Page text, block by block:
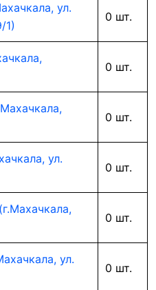
ул.
1)
0 шт.
0 шт.
0 шт.
ул.
0 шт.
0 шт.
ул.
0 шт.